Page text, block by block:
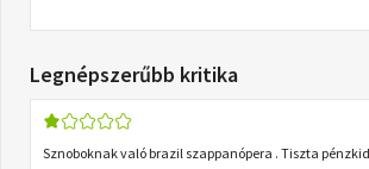
Legnépszerűbb kritika
Sznoboknak való brazil szappanópera . Tiszta